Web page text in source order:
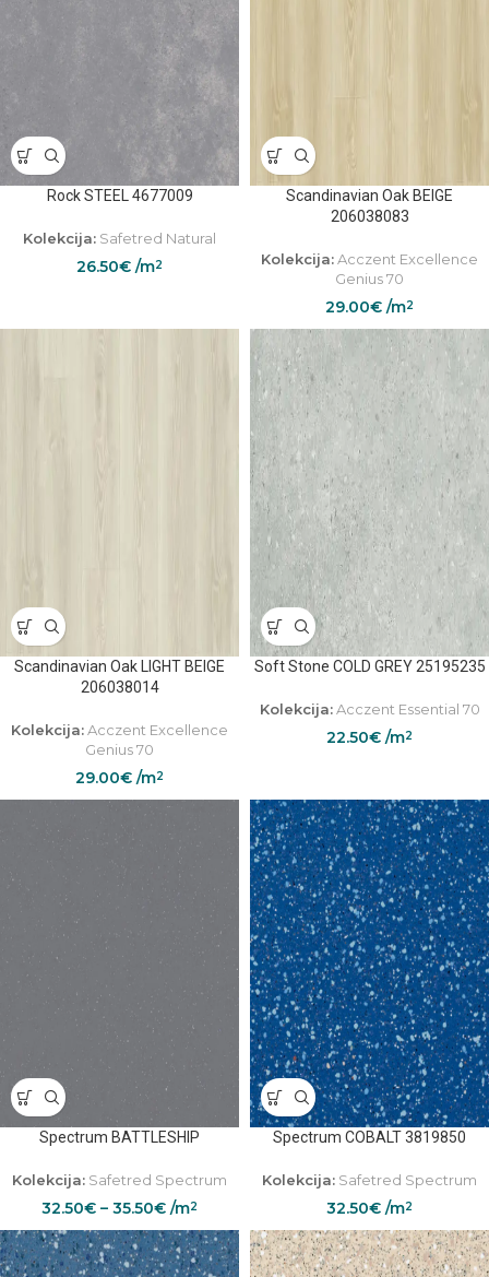
Rock STEEL 4677009
Kolekcija: Safetred Natural
26.50€ /m2
Scandinavian Oak BEIGE
206038083
Kolekcija:Acczent Excellence
Genius 70
29.00€ /m2
Scandinavian Oak LIGHT BEIGE
206038014
Kolekcija:Acczent Excellence
Genius 70
29.00€ /m2
Soft Stone COLD GREY 25195235
Kolekcija:Acczent Essential 70
22.50€ /m2
Spectrum BATTLESHIP
Kolekcija: Safetred Spectrum
32.50€ – 35.50€ /m2
Spectrum COBALT 3819850
Kolekcija: Safetred Spectrum
32.50€ /m2